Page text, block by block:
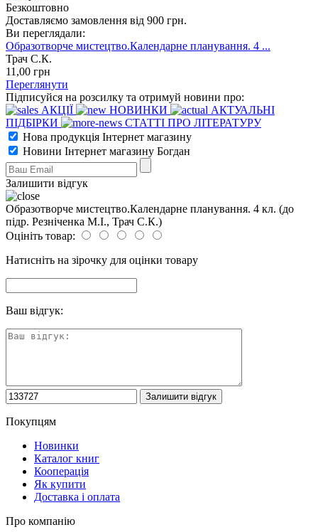
Безкоштовно
Доставляємо замовлення від 900 грн.
Ви переглядали:
Образотворче мистецтво.Календарне планування. 4 ...
Трач С.К.
11 ,00 грн
Переглянути
Підписуйся на розсилку та отримуй новини про:
АКЦІЇ
НОВИНКИ
АКТУАЛЬНІ
ПІДБІРКИ
СТАТТІ ПРО ЛІТЕРАТУРУ
Нова продукція Інтернет магазину
Новини Інтернет магазину Богдан
Залишити відгук
Образотворче мистецтво.Календарне планування. 4 кл. (до
підр. Резніченка М.І., Трач С.К.)
Оцініть товар:
Натисніть на зірочку для оцінки товару
Ваш відгук:
Покупцям
Новинки
Каталог книг
Кооперація
Як купити
Доставка і оплата
Про компанію